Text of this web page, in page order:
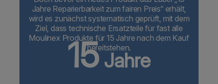
Jahre Reparierbarkeit zum fairen Preis“ erhält,
wird es zunächst systematisch geprüft, mit dem
Ziel, dass technische Ersatzteile für fast alle
Moulinex Produkte für 15 Jahre nach dem Kauf
bereitstehen.
15Jahre